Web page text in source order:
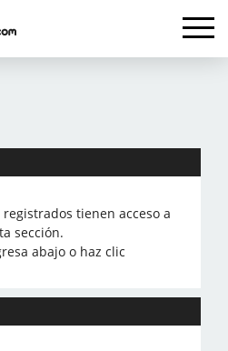
tienen acceso a
sección.
abajo o haz clic